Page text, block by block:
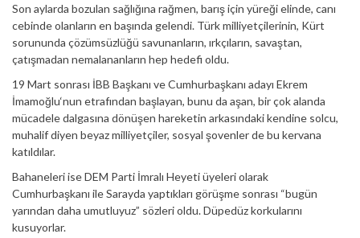
Son aylarda bozulan sağlığına rağmen, barış için yüreği elinde, canı
cebinde olanların en başında gelendi. Türk milliyetçilerinin, Kürt
sorununda çözümsüzlüğü savunanların, ırkçıların, savaştan,
çatışmadan nemalananların hep hedefi oldu.
19 Mart sonrası İBB Başkanı ve Cumhurbaşkanı adayı Ekrem
İmamoğlu‘nun etrafından başlayan, bunu da aşan, bir çok alanda
mücadele dalgasına dönüşen hareketin arkasındaki kendine solcu,
muhalif diyen beyaz milliyetçiler, sosyal şovenler de bu kervana
katıldılar.
Bahaneleri ise DEM Parti İmralı Heyeti üyeleri olarak
Cumhurbaşkanı ile Sarayda yaptıkları görüşme sonrası “bugün
yarından daha umutluyuz” sözleri oldu. Düpedüz korkularını
kusuyorlar.